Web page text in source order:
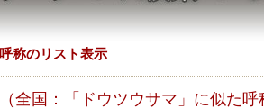
呼称のリスト表示
（全国：「ドウツウサマ」に似た呼